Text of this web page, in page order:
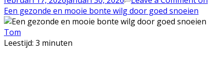
Een gezonde en mooie bonte wilg door goed snoeien
Tom
Leestijd: 3 minuten